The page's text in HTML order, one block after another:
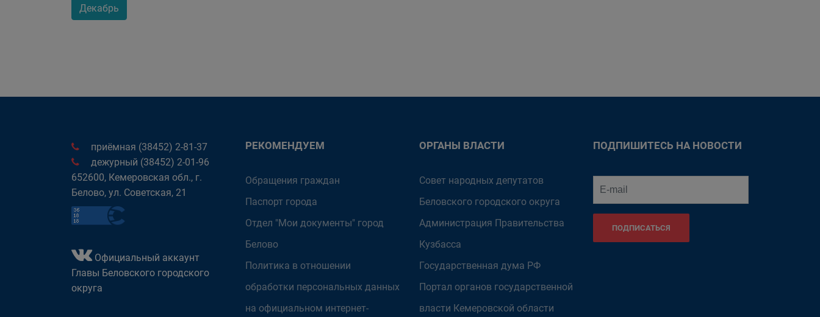
Декабрь
приёмная (38452) 2-81-37
дежурный (38452) 2-01-96
652600, Кемеровская обл., г.
Белово, ул. Советская, 21
Официальный аккаунт
Главы Беловского городского
округа
РЕКОМЕНДУЕМ
Обращения граждан
Паспорт города
Отдел "Мои документы" город
Белово
Политика в отношении
обработки персональных данных
на официальном интернет-
ОРГАНЫ ВЛАСТИ
Совет народных депутатов
Беловского городского округа
Администрация Правительства
Кузбасса
Государственная дума РФ
Портал органов государственной
власти Кемеровской области
ПОДПИШИТЕСЬ НА НОВОСТИ
ПОДПИСАТЬСЯ